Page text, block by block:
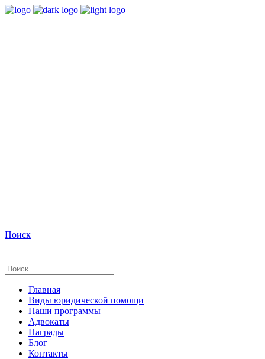
Поиск
Главная
Виды юридической помощи
Наши программы
Адвокаты
Награды
Блог
Контакты